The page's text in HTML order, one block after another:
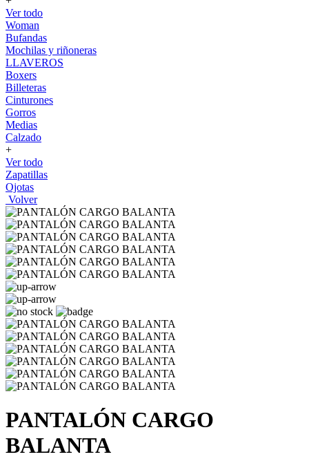
Ver todo
Woman
Bufandas
Mochilas y riñoneras
LLAVEROS
Boxers
Billeteras
Cinturones
Gorros
Medias
Calzado
+
Ver todo
Zapatillas
Ojotas
Volver
PANTALÓN CARGO
BALANTA